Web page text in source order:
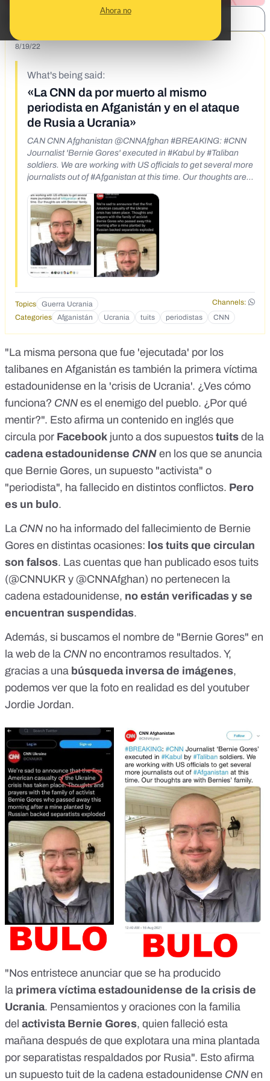
Ahora no
8/19/22
What's being said:
«La CNN da por muerto al mismo
periodista en Afganistán y en el ataque
de Rusia a Ucrania»
CAN CNN Afghanistan @CNNAfghan #BREAKING: #CNN
Journalist 'Bernie Gores' executed in #Kabul by #Taliban
soldiers. We are working with US officials to get several more
journalists out of #Afganistan at this time. Our thoughts are
1,668 Likes 386 1 592 Follow 1.7K Arne @calleweird-Aug 16
Replying to @CNNAfghan @TheSlobfather Terrible. I
followed him on twitter, i think he would love if everyone got a
chili meal from Wendy's tonight. Q Search Twitter Log in CNN
Ukraine @CNNUKR Sign up CAN We're sad to announce
that the first American casualty of the Ukraine crisis has
taken place. Thoughts and prayers with the family of activist
planted by Russian backed separatists exploded
Topics Guerra Ucrania
Channels:
Categories
Afganistán Ucrania tuits periodistas CNN
"La misma persona que fue 'ejecutada' por los
talibanes en Afganistán es también la primera víctima
estadounidense en la 'crisis de Ucrania'. ¿Ves cómo
funciona? CNN es el enemigo del pueblo. ¿Por qué
mentir?". Esto afirma un contenido en inglés que
circula por Facebook junto a dos supuestos tuits de la
cadena estadounidense CNN en los que se anuncia
que Bernie Gores, un supuesto "activista" o
"periodista", ha fallecido en distintos conflictos. Pero
es un bulo.
La CNN no ha informado del fallecimiento de Bernie
Gores en distintas ocasiones: los tuits que circulan
son falsos. Las cuentas que han publicado esos tuits
(@CNNUKR y @CNNAfghan) no pertenecen la
cadena estadounidense, no están verificadas y se
encuentran suspendidas.
Además, si buscamos el nombre de "Bernie Gores" en
la web de la CNN no encontramos resultados. Y,
gracias a una búsqueda inversa de imágenes,
podemos ver que la foto en realidad es del youtuber
Jordie Jordan.
"Nos entristece anunciar que se ha producido
la primera víctima estadounidense de la crisis de
Ucrania. Pensamientos y oraciones con la familia
del activista Bernie Gores, quien falleció esta
mañana después de que explotara una mina plantada
por separatistas respaldados por Rusia". Esto afirma
un supuesto tuit de la cadena estadounidense CNN en